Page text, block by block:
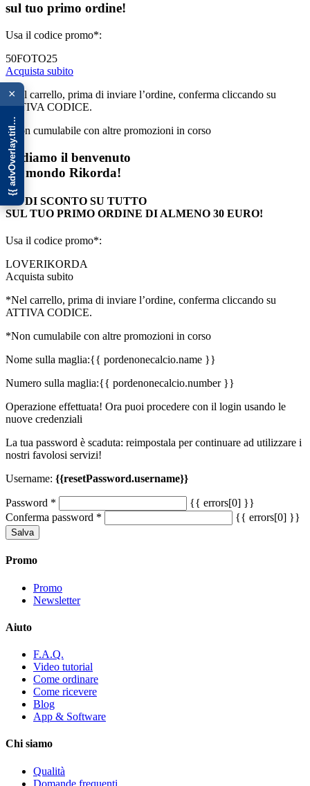
sul tuo primo ordine!
Usa il codice promo*:
50FOTO25
Acquista subito
*Nel carrello, prima di inviare l’ordine, conferma cliccando su
ATTIVA CODICE.
*Non cumulabile con altre promozioni in corso
×
{{ advOverlay.title || 'Promo' }}
Ti diamo il benvenuto
nel mondo Rikorda!
10€ DI SCONTO SU TUTTO
SUL TUO PRIMO ORDINE DI ALMENO 30 EURO!
Usa il codice promo*:
LOVERIKORDA
Acquista subito
*Nel carrello, prima di inviare l’ordine, conferma cliccando su
ATTIVA CODICE.
*Non cumulabile con altre promozioni in corso
Nome sulla maglia:{{ pordenonecalcio.name }}
Numero sulla maglia:{{ pordenonecalcio.number }}
Operazione effettuata! Ora puoi procedere con il login usando le
nuove credenziali
La tua password è scaduta: reimpostala per continuare ad utilizzare i
nostri favolosi servizi!
Username: {{resetPassword.username}}
Password *
{{ errors[0] }}
Conferma password * {{ errors[0] }}
Salva
Promo
Promo
Newsletter
Aiuto
F.A.Q.
Video tutorial
Come ordinare
Come ricevere
Blog
App & Software
Chi siamo
Qualità
Domande frequenti